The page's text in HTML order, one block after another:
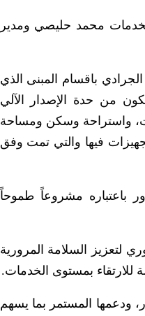
محمد حليصي ومدير
باقسام المبنى الذي
ويتكون من حدة الإصدار الآلي
واستراحة وسكن ومساحة
فيها والتي تمت وفق
باعتباره مشروعاً طموحاً
لتعزيز السلامة المرورية
للارتقاء بمستوى الخدمات.
ودعمها المستمر بما يسهم